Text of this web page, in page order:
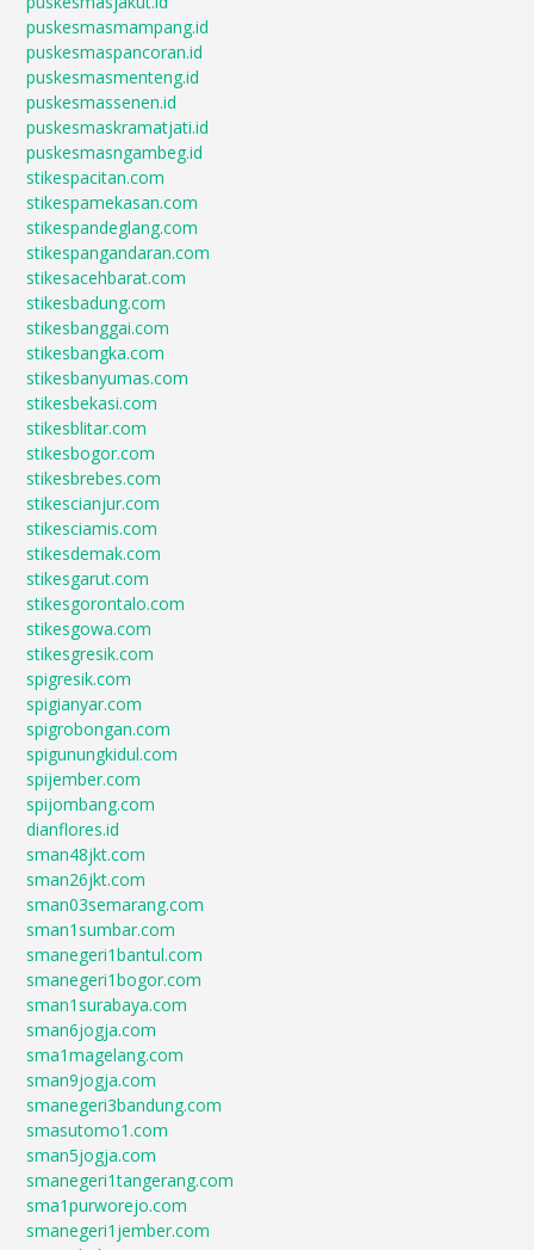
puskesmasmampang.id
puskesmaspancoran.id
puskesmasmenteng.id
puskesmassenen.id
puskesmaskramatjati.id
puskesmasngambeg.id
stikespacitan.com
stikespamekasan.com
stikespandeglang.com
stikespangandaran.com
stikesacehbarat.com
stikesbadung.com
stikesbanggai.com
stikesbangka.com
stikesbanyumas.com
stikesbekasi.com
stikesblitar.com
stikesbogor.com
stikesbrebes.com
stikescianjur.com
stikesciamis.com
stikesdemak.com
stikesgarut.com
stikesgorontalo.com
stikesgowa.com
stikesgresik.com
spigresik.com
spigianyar.com
spigrobongan.com
spigunungkidul.com
spijember.com
spijombang.com
dianflores.id
sman48jkt.com
sman26jkt.com
sman03semarang.com
sman1sumbar.com
smanegeri1bantul.com
smanegeri1bogor.com
sman1surabaya.com
sman6jogja.com
sma1magelang.com
sman9jogja.com
smanegeri3bandung.com
smasutomo1.com
sman5jogja.com
smanegeri1tangerang.com
sma1purworejo.com
smanegeri1jember.com